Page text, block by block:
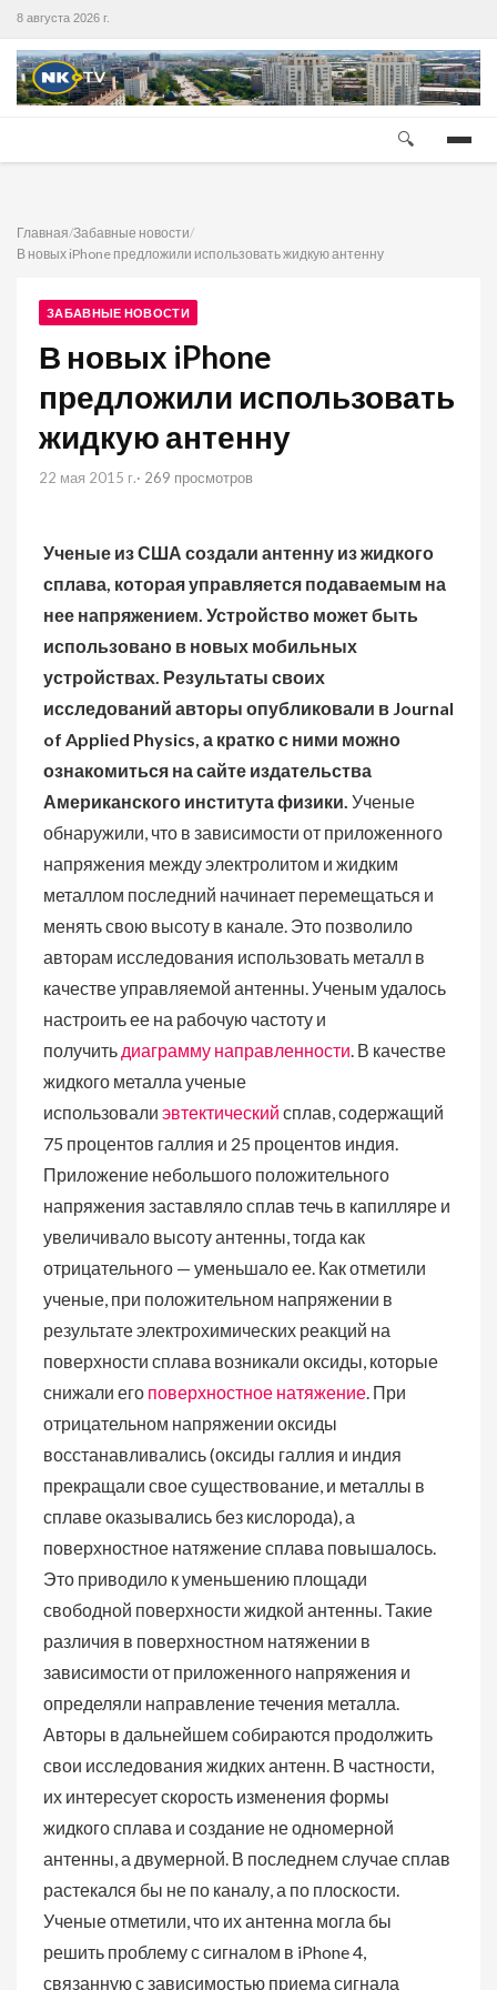
8 августа 2026 г.
🔍
Главная/Забавные новости/
В новых iPhone предложили использовать жидкую антенну
ЗАБАВНЫЕ НОВОСТИ
В новых iPhone
предложили использовать
жидкую антенну
22 мая 2015 г.· 269 просмотров
Ученые из США создали антенну из жидкого
сплава, которая управляется подаваемым на
нее напряжением. Устройство может быть
использовано в новых мобильных
устройствах. Результаты своих
исследований авторы опубликовали в Journal
of Applied Physics, а кратко с ними можно
ознакомиться на сайте издательства
Американского института физики. Ученые
обнаружили, что в зависимости от приложенного
напряжения между электролитом и жидким
металлом последний начинает перемещаться и
менять свою высоту в канале. Это позволило
авторам исследования использовать металл в
качестве управляемой антенны. Ученым удалось
настроить ее на рабочую частоту и
получить диаграмму направленности. В качестве
жидкого металла ученые
использовали эвтектический сплав, содержащий
75 процентов галлия и 25 процентов индия.
Приложение небольшого положительного
напряжения заставляло сплав течь в капилляре и
увеличивало высоту антенны, тогда как
отрицательного — уменьшало ее. Как отметили
ученые, при положительном напряжении в
результате электрохимических реакций на
поверхности сплава возникали оксиды, которые
снижали его поверхностное натяжение. При
отрицательном напряжении оксиды
восстанавливались (оксиды галлия и индия
прекращали свое существование, и металлы в
сплаве оказывались без кислорода), а
поверхностное натяжение сплава повышалось.
Это приводило к уменьшению площади
свободной поверхности жидкой антенны. Такие
различия в поверхностном натяжении в
зависимости от приложенного напряжения и
определяли направление течения металла.
Авторы в дальнейшем собираются продолжить
свои исследования жидких антенн. В частности,
их интересует скорость изменения формы
жидкого сплава и создание не одномерной
антенны, а двумерной. В последнем случае сплав
растекался бы не по каналу, а по плоскости.
Ученые отметили, что их антенна могла бы
решить проблему с сигналом в iPhone 4,
связанную с зависимостью приема сигнала